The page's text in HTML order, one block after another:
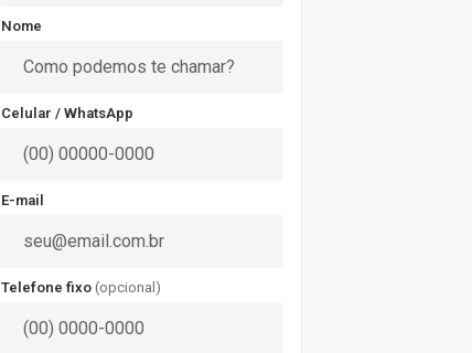
Nome
Celular / WhatsApp
E-mail
Telefone fixo (opcional)